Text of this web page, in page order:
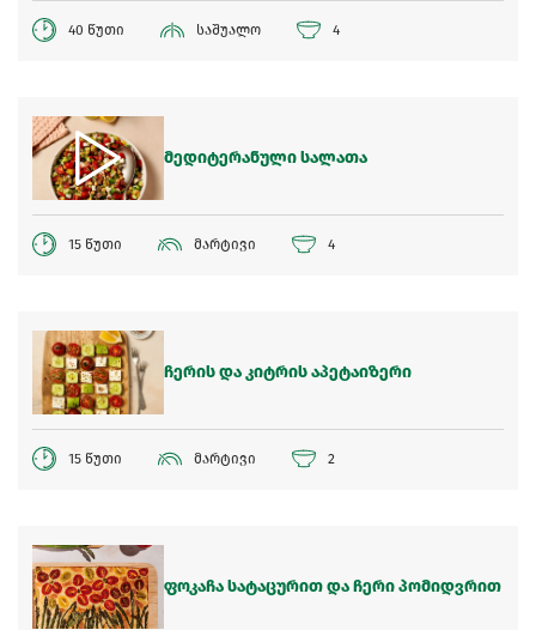
40 წუთი საშუალო 4
მედიტერანული სალათა
15 წუთი მარტივი 4
ჩერის და კიტრის აპეტაიზერი
15 წუთი მარტივი 2
ფოკაჩა სატაცურით და ჩერი პომიდვრით